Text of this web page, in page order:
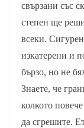
свързани със
степен ще
всеки.
изкатерени и
бързо, но не
Знаете, че
колкото
да сгрешите.